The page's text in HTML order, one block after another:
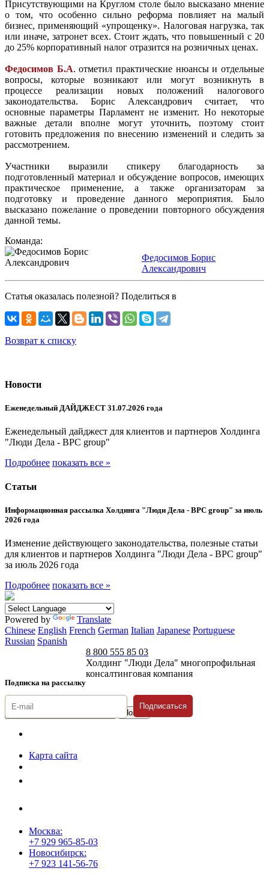
Присутствующими на Круглом столе было высказано мнение
о том, что особенно сильно реформа повлияет на малый
бизнес, применяющий «упрощенку». Налоговая нагрузка, так
или иначе, затронет всех. Стоит ждать, что повышенный с 20
до 25% корпоративный налог отразится на розничных ценах.
Федосимов Б.А. отметил практические нюансы и отдельные
вопросы, которые возникают или могут возникнуть в
процессе реализации новых положений налогового
законодательства. Борис Александрович считает, что
основные параметры Парламент не изменит. Но некоторые
важные детали вполне могут уточнить, поэтому стоит
готовить предложения по внесению изменений и следить за
рассмотрением.
Участники выразили спикеру благодарность за
подготовленный материал и обсуждение вопросов, имеющих
практическое применение, а также организаторам за
подготовку и проведение данного мероприятия. Было
высказано пожелание о проведении повторного обсуждения
данной темы.
Команда:
Федосимов Борис
Александрович
Статья оказалась полезной? Поделиться в
Возврат к списку
Новости
Еженедельный ДАЙДЖЕСТ 31.07.2026 года
Еженедельный дайджест для клиентов и партнеров Холдинга
"Люди Дела - BPC group"
Подробнее показать все »
Статьи
Информационная рассылка Холдинга "Люди Дела - BPC group" за июль
2026 года
Изменение действующего законодательства, полезные статьи
для клиентов и партнеров Холдинга "Люди Дела - BPC group"
за июль 2026 года
Подробнее показать все »
Powered by
Translate
Chinese English French German Italian Japanese Portuguese
Russian Spanish
Подписка на рассылку
8 800 555 85 03
Холдинг "Люди Дела" многопрофильная
консалтинговая компания
Подписаться
Карта сайта
Москва:
+7 929 965-85-03
Новосибирск:
+7 923 141-56-76